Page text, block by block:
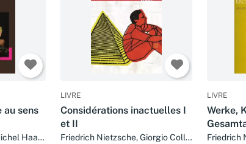
au sens
Haar
LIVRE
Considérations inactuelles I
et II
Friedrich Nietzsche, Giorgio Colli,
LIVRE
Werke,
Bd.1,
Friedrich